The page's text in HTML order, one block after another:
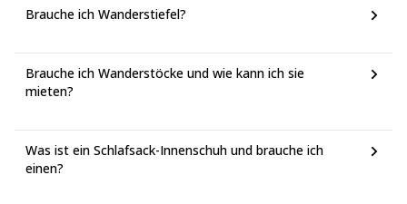
Brauche ich Wanderstiefel?
Brauche ich Wanderstöcke und wie kann ich sie
mieten?
Was ist ein Schlafsack-Innenschuh und brauche ich
einen?